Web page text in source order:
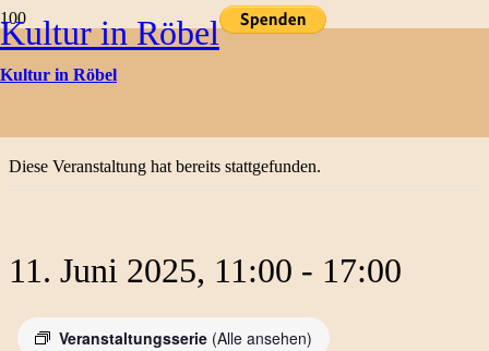
Kultur in Röbel
Kultur in Röbel
Kulturtermine
Diese Veranstaltung hat bereits stattgefunden.
11. Juni 2025, 11:00 - 17:00
Veranstaltungsserie (Alle ansehen)